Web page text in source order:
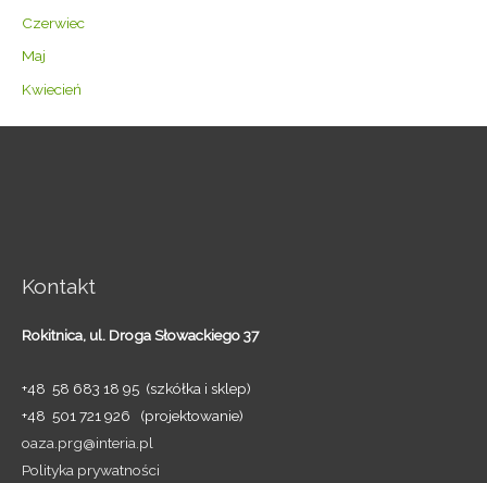
Czerwiec
Maj
Kwiecień
Kontakt
Rokitnica, ul. Droga Słowackiego 37
+48 58 683 18 95 (szkółka i sklep)
+48 501 721 926 (projektowanie)
oaza.prg@interia.pl
Polityka prywatności